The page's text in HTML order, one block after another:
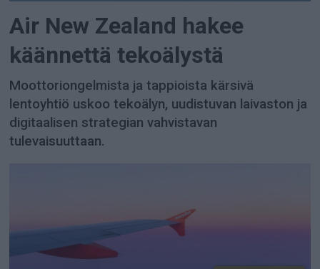
Air New Zealand hakee
käännettä tekoälystä
Moottoriongelmista ja tappioista kärsivä
lentoyhtiö uskoo tekoälyn, uudistuvan laivaston ja
digitaalisen strategian vahvistavan
tulevaisuuttaan.